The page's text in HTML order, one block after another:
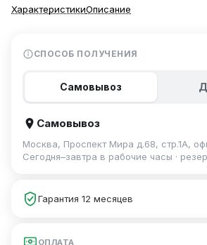
ХарактеристикиОписание
СПОСОБ ПОЛУЧЕНИЯ
Самовывоз
Самовывоз
Москва, Проспект Мира д.68, стр.1А,
Сегодня–завтра в рабочие часы ·
Гарантия 12 месяцев
ОПЛАТА